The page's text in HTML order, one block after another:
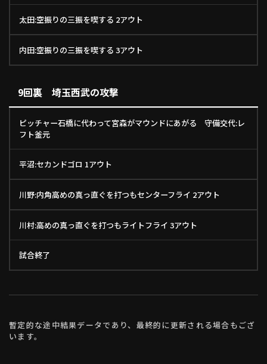
太田:空振りの三振を喫する 2アウト
内田:空振りの三振を喫する 3アウト
9回裏 埼玉西武の攻撃
ピッチャー石橋に代わって宮森がマウンドにあがる 守備交代:レ
フト釜元
平沼:セカンドゴロ 1アウト
川野:内角高めの真っ直ぐを打つもセンターフライ 2アウト
川村:高めの真っ直ぐを打つもライトフライ 3アウト
試合終了
暫定的な途中結果データであり、最終的に更新される場合もござ
います。